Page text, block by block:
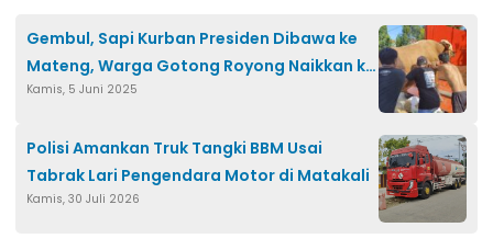
Gembul, Sapi Kurban Presiden Dibawa ke
Mateng, Warga Gotong Royong Naikkan ke
Truk
Kamis, 5 Juni 2025
Polisi Amankan Truk Tangki BBM Usai
Tabrak Lari Pengendara Motor di Matakali
Kamis, 30 Juli 2026